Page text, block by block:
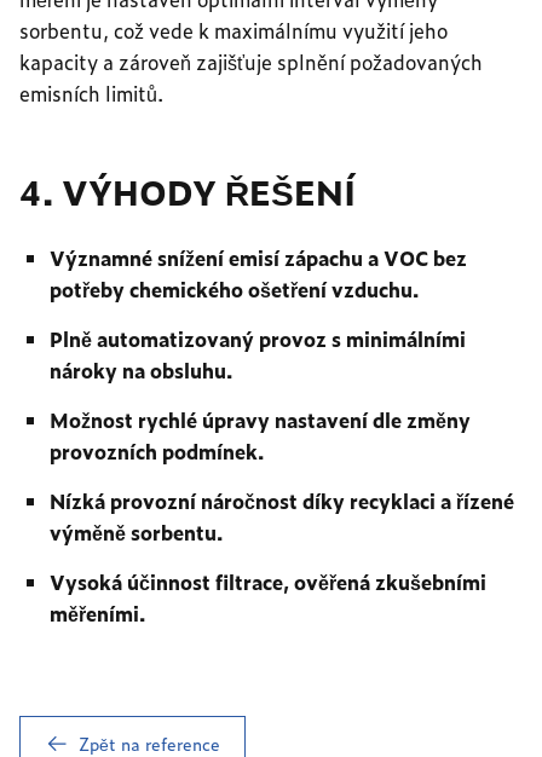
sorbentu, což vede k maximálnímu využití jeho
kapacity a zároveň zajišťuje splnění požadovaných
emisních limitů.
4. VÝHODY ŘEŠENÍ
Významné snížení emisí zápachu a VOC bez
potřeby chemického ošetření vzduchu.
Plně automatizovaný provoz s minimálními
nároky na obsluhu.
Možnost rychlé úpravy nastavení dle změny
provozních podmínek.
Nízká provozní náročnost díky recyklaci a řízené
výměně sorbentu.
Vysoká účinnost filtrace, ověřená zkušebními
měřeními.
Zpět na reference